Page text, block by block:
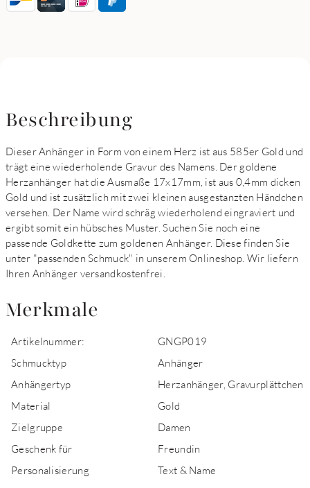
Beschreibung
Dieser Anhänger in Form von einem Herz ist aus 585er Gold und
trägt eine wiederholende Gravur des Namens. Der goldene
Herzanhänger hat die Ausmaße 17x17mm, ist aus 0,4mm dicken
Gold und ist zusätzlich mit zwei kleinen ausgestanzten Händchen
versehen. Der Name wird schräg wiederholend eingraviert und
ergibt somit ein hübsches Muster. Suchen Sie noch eine
passende Goldkette zum goldenen Anhänger. Diese finden Sie
unter "passenden Schmuck" in unserem Onlineshop. Wir liefern
Ihren Anhänger versandkostenfrei.
Merkmale
Artikelnummer:
GNGP019
Schmucktyp
Anhänger
Anhängertyp
Herzanhänger, Gravurplättchen
Material
Gold
Zielgruppe
Damen
Geschenk für
Freundin
Personalisierung
Text & Name